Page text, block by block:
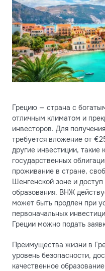
Грецию — страна с
отличным климатом и
инвесторов. Для
требуется вложение от
другие инвестиции, такие
государственных
проживание в стране,
Шенгенской зоне и
образования. ВНЖ
может быть продлен при
первоначальных
Греции можно подать
Преимущества жизни в
уровень безопасности,
качественное